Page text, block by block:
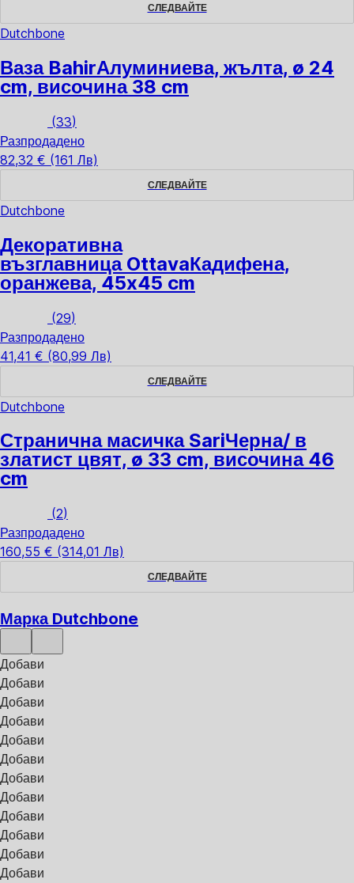
СЛЕДВАЙТЕ
Dutchbone
Ваза BahirАлуминиева, жълта, ø 24
cm, височина 38 cm
(33)
Разпродадено
82,32 € (161 Лв)
СЛЕДВАЙТЕ
Dutchbone
Декоративна
възглавница OttavaКадифена,
оранжева, 45x45 cm
(29)
Разпродадено
41,41 € (80,99 Лв)
СЛЕДВАЙТЕ
Dutchbone
Странична масичка SariЧерна/ в
златист цвят, ø 33 cm, височина 46
cm
(2)
Разпродадено
160,55 € (314,01 Лв)
СЛЕДВАЙТЕ
Марка Dutchbone
Добави
Добави
Добави
Добави
Добави
Добави
Добави
Добави
Добави
Добави
Добави
Добави